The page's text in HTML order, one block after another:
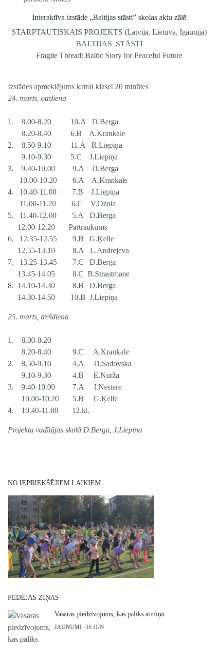
Interaktīva izstāde „Baltijas stāsti” skolas aktu zālē
STARPTAUTISKAIS PROJEKTS (Latvija, Lietuva, Igaunija)
BALTIJAS STĀSTI
Fragile Thread: Baltic Story for Peaceful Future
Izstādes apmeklējums katrai klasei 20 minūtes
24. marts, otrdiena
1. 8.00-8.20 10.A D.Berga
8.20-8.40 6.B A.Krankale
2. 8.50-9.10 11.A R.Liepiņa
9.10-9.30 5.C J.Liepiņa
3. 9.40-10.00 9.A D.Berga
10.00-10.20 6.A A.Krankale
4. 10.40-11.00 7.B J.Liepiņa
11.00-11.20 6.C V.Ozola
5. 11.40-12.00 5.A D.Berga
12.00-12.20 Pārtraukums
6. 12.35-12.55 9.B G.Ķelle
12.55-13.10 8.A L.Andrejeva
7. 13.25-13.45 7.C D.Berga
13.45-14.05 8.C B.Strautmane
8. 14.10-14.30 8.B D.Berga
14.30-14.50 10.B J.Liepiņa
25. marts, trešdiena
1. 8.00-8.20
8.20-8.40 9.C A.Krankale
2. 8.50-9.10 4.A D.Sadovska
9.10-9.30 4.B E.Nurža
3. 9.40-10.00 7.A I.Nestere
10.00-10.20 5.B G.Ķelle
4. 10.40-11.00 12.kl.
Projekta vadītājas skolā D.Berga, J.Liepiņa
NO IEPRIEKŠĒJIEM LAIKIEM...
PĒDĒJĀS ZIŅAS
Vasaras piedzīvojums, kas paliks atmiņā
JAUNUMI 16.JUN